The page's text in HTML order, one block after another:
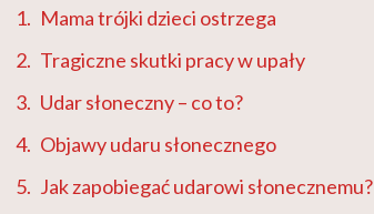
Mama trójki dzieci ostrzega
Tragiczne skutki pracy w upały
Udar słoneczny – co to?
Objawy udaru słonecznego
Jak zapobiegać udarowi słonecznemu?